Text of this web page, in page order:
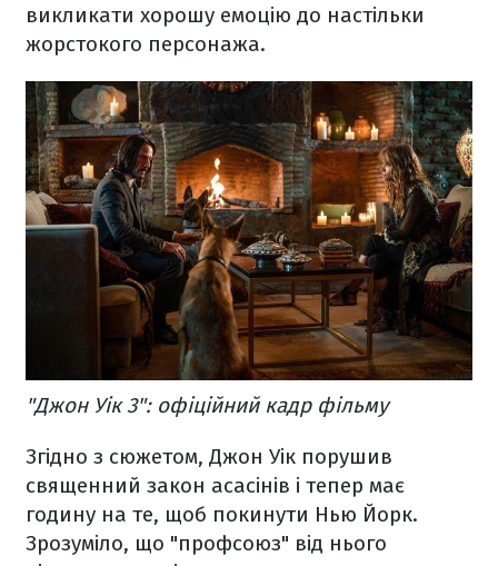
викликати хорошу емоцію до настільки
жорстокого персонажа.
"Джон Уік 3": офіційний кадр фільму
Згідно з сюжетом, Джон Уік порушив
священний закон асасінів і тепер має
годину на те, щоб покинути Нью Йорк.
Зрозуміло, що "профсоюз" від нього